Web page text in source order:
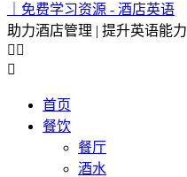
｜免费学习资源 - 酒店英语
助力酒店管理 | 提升英语能力
 

首页
餐饮
餐厅
酒水